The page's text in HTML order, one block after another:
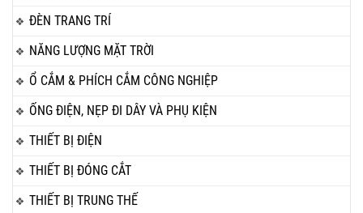
ĐÈN TRANG TRÍ
NĂNG LƯỢNG MẶT TRỜI
Ổ CẮM & PHÍCH CẮM CÔNG NGHIỆP
ỐNG ĐIỆN, NẸP ĐI DÂY VÀ PHỤ KIỆN
THIẾT BỊ ĐIỆN
THIẾT BỊ ĐÓNG CẮT
THIẾT BỊ TRUNG THẾ